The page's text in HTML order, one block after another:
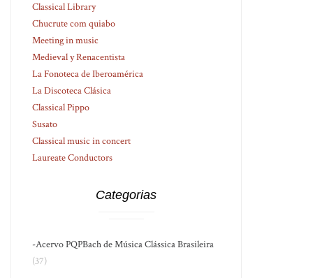
Classical Library
Chucrute com quiabo
Meeting in music
Medieval y Renacentista
La Fonoteca de Iberoamérica
La Discoteca Clásica
Classical Pippo
Susato
Classical music in concert
Laureate Conductors
Categorias
-Acervo PQPBach de Música Clássica Brasileira
(37)